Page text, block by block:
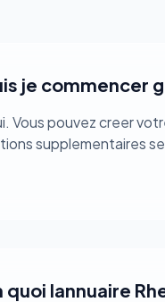
je commencer
Vous pouvez creer
supplementaires
quoi lannuaire